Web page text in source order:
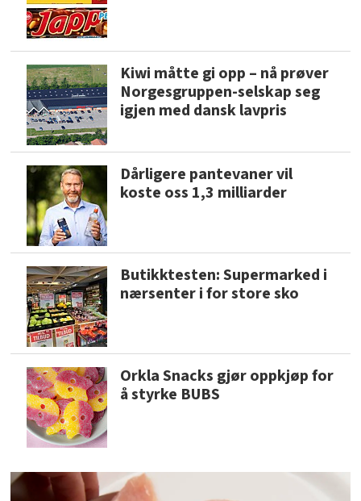
Kiwi måtte gi opp – nå prøver
Norgesgruppen-selskap seg
igjen med dansk lavpris
Dårligere pantevaner vil
koste oss 1,3 milliarder
Butikktesten: Supermarked i
nærsenter i for store sko
Orkla Snacks gjør oppkjøp for
å styrke BUBS